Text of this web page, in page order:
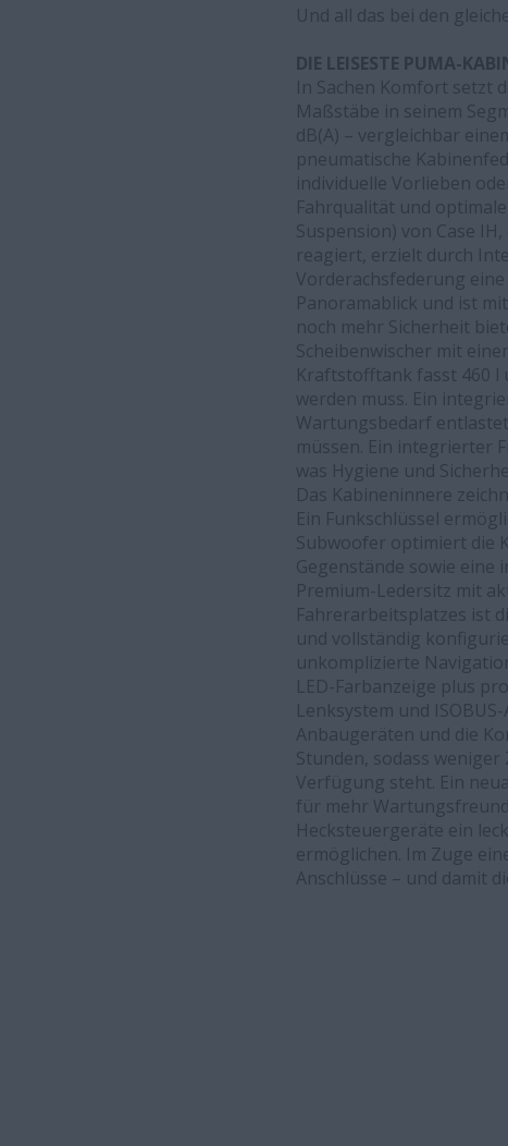
Und all das bei den
DIE LEISESTE PUMA-
In Sachen Komfort setzt
Maßstäbe in seinem
dB(A) – vergleichbar
pneumatische
individuelle Vorlieben
Fahrqualität und
Suspension) von Case
reagiert, erzielt durch
Vorderachsfederung
Panoramablick und ist
noch mehr Sicherheit
Scheibenwischer mit
Kraftstofftank fasst 460
werden muss. Ein
Wartungsbedarf
müssen. Ein integrierter
was Hygiene und
Das Kabineninnere
Ein Funkschlüssel
Subwoofer optimiert die
Gegenstände sowie
Premium-Ledersitz mit
Fahrerarbeitsplatzes ist
und vollständig
unkomplizierte
LED-Farbanzeige plus
Lenksystem und
Anbaugeräten und die
Stunden, sodass
Verfügung steht. Ein
für mehr
Hecksteuergeräte ein
ermöglichen. Im Zuge
Anschlüsse – und damit